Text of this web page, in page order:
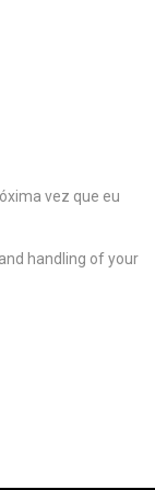
vez que eu
handling of your